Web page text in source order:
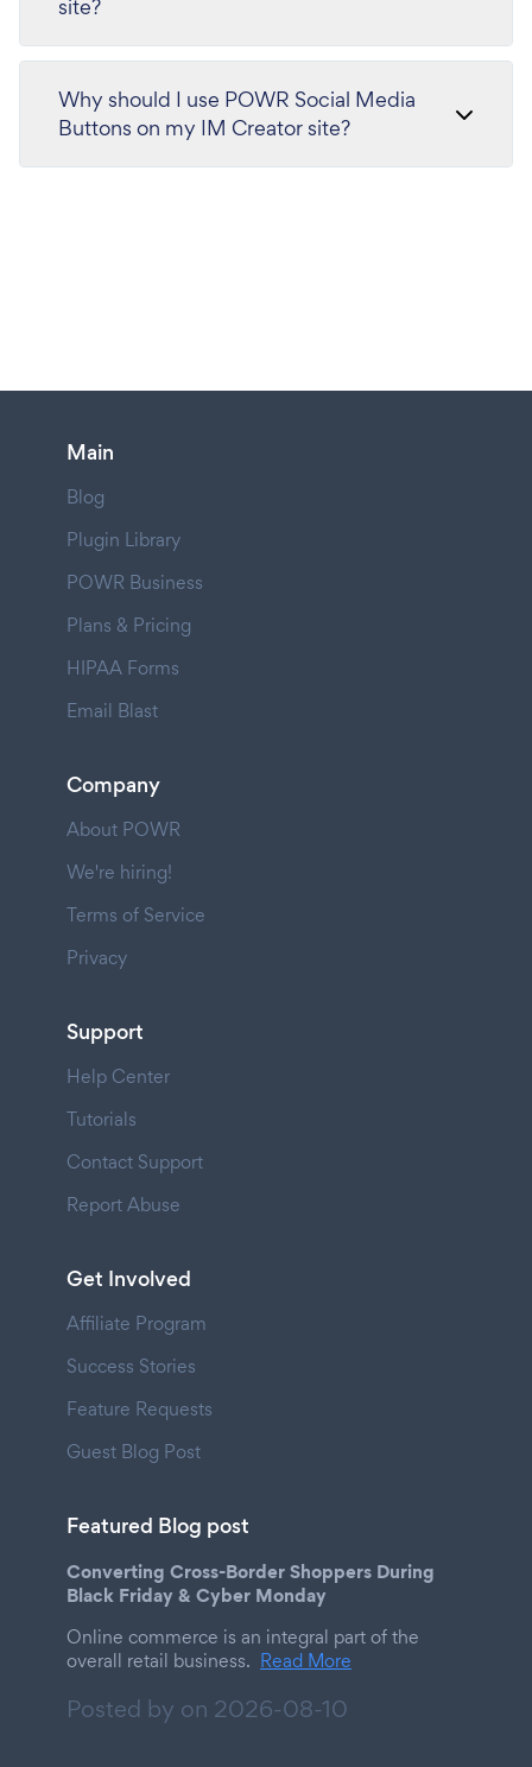
site?
Why should I use POWR Social Media
Buttons on my IM Creator site?
Main
Blog
Plugin Library
POWR Business
Plans & Pricing
HIPAA Forms
Email Blast
Company
About POWR
We're hiring!
Terms of Service
Privacy
Support
Help Center
Tutorials
Contact Support
Report Abuse
Get Involved
Affiliate Program
Success Stories
Feature Requests
Guest Blog Post
Featured Blog post
Converting Cross-Border Shoppers During
Black Friday & Cyber Monday
Online commerce is an integral part of the
overall retail business. Read More
Posted by on 2026-08-10